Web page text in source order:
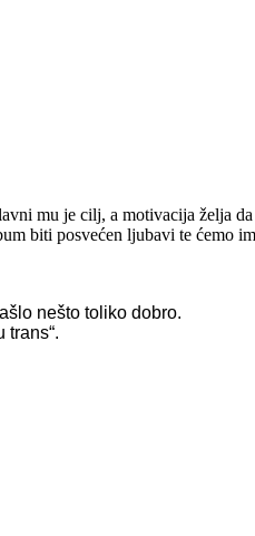
mu je cilj, a motivacija želja da
biti posvećen ljubavi te ćemo
nešto toliko dobro.
trans“.